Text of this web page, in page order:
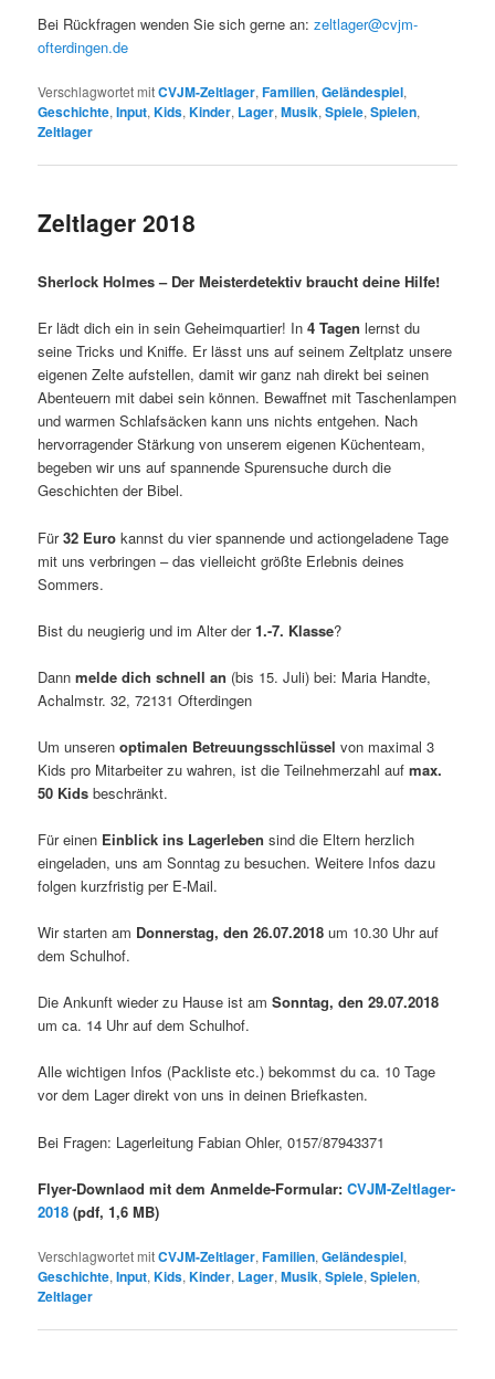
Bei Rückfragen wenden Sie sich gerne an:zeltlager@cvjm-
ofterdingen.de
Verschlagwortet mitCVJM-Zeltlager,Familien,Geländespiel,
Geschichte,Input,Kids,Kinder, Lager,Musik,Spiele,Spielen,
Zeltlager
Zeltlager 2018
Sherlock Holmes – Der Meisterdetektiv braucht deine Hilfe!
Er lädt dich ein in sein Geheimquartier! In4 Tagen lernst du
seine Tricks und Kniffe. Er lässt uns auf seinem Zeltplatz unsere
eigenen Zelte aufstellen, damit wir ganz nah direkt bei seinen
Abenteuern mit dabei sein können. Bewaffnet mit Taschenlampen
und warmen Schlafsäcken kann uns nichts entgehen. Nach
hervorragender Stärkung von unserem eigenen Küchenteam,
begeben wir uns auf spannende Spurensuche durch die
Geschichten der Bibel.
Für32 Euro kannst du vier spannende und actiongeladene Tage
mit uns verbringen – das vielleicht größte Erlebnis deines
Sommers.
Bist du neugierig und im Alter der1.-7. Klasse?
Dannmelde dich schnell an (bis 15. Juli) bei: Maria Handte,
Achalmstr. 32, 72131 Ofterdingen
Um unserenoptimalen Betreuungsschlüssel von maximal 3
Kids pro Mitarbeiter zu wahren, ist die Teilnehmerzahl aufmax.
50 Kids beschränkt.
Für einen Einblick ins Lagerleben sind die Eltern herzlich
eingeladen, uns am Sonntag zu besuchen. Weitere Infos dazu
folgen kurzfristig per E-Mail.
Wir starten am Donnerstag, den 26.07.2018 um 10.30 Uhr auf
dem Schulhof.
Die Ankunft wieder zu Hause ist amSonntag, den 29.07.2018
um ca. 14 Uhr auf dem Schulhof.
Alle wichtigen Infos (Packliste etc.) bekommst du ca. 10 Tage
vor dem Lager direkt von uns in deinen Briefkasten.
Bei Fragen: Lagerleitung Fabian Ohler, 0157/87943371
Flyer-Downlaod mit dem Anmelde-Formular:CVJM-Zeltlager-
2018 (pdf, 1,6 MB)
Verschlagwortet mitCVJM-Zeltlager,Familien,Geländespiel,
Geschichte,Input,Kids,Kinder, Lager,Musik,Spiele,Spielen,
Zeltlager